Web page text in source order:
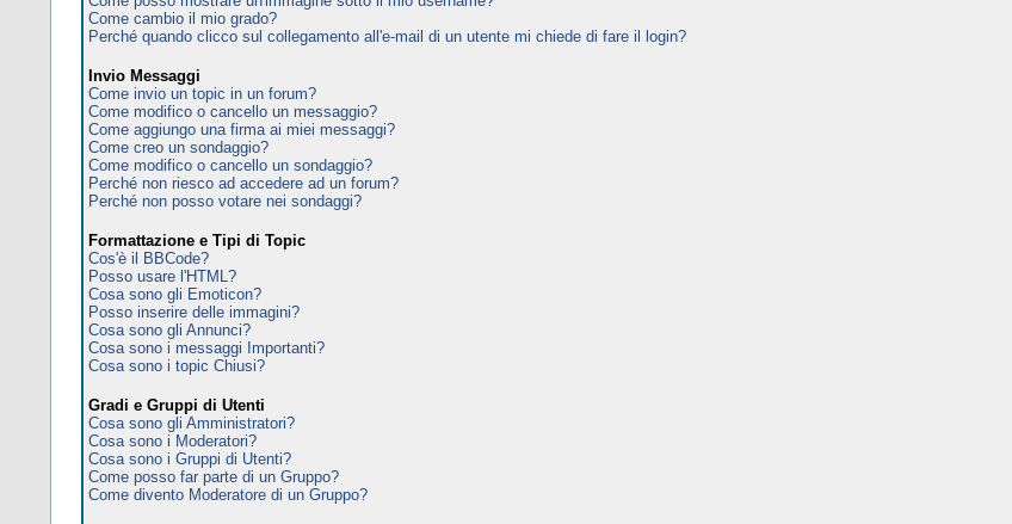
Come cambio il mio grado?
Perché quando clicco sul collegamento all'e-mail di un utente mi chiede di fare il login?
Invio Messaggi
Come invio un topic in un forum?
Come modifico o cancello un messaggio?
Come aggiungo una firma ai miei messaggi?
Come creo un sondaggio?
Come modifico o cancello un sondaggio?
Perché non riesco ad accedere ad un forum?
Perché non posso votare nei sondaggi?
Formattazione e Tipi di Topic
Cos'è il BBCode?
Posso usare l'HTML?
Cosa sono gli Emoticon?
Posso inserire delle immagini?
Cosa sono gli Annunci?
Cosa sono i messaggi Importanti?
Cosa sono i topic Chiusi?
Gradi e Gruppi di Utenti
Cosa sono gli Amministratori?
Cosa sono i Moderatori?
Cosa sono i Gruppi di Utenti?
Come posso far parte di un Gruppo?
Come divento Moderatore di un Gruppo?